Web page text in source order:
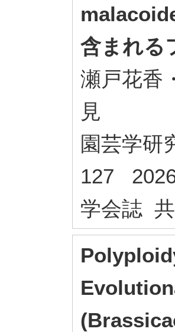
含まれる
瀬戸花香
見
園芸学研
127
学会誌